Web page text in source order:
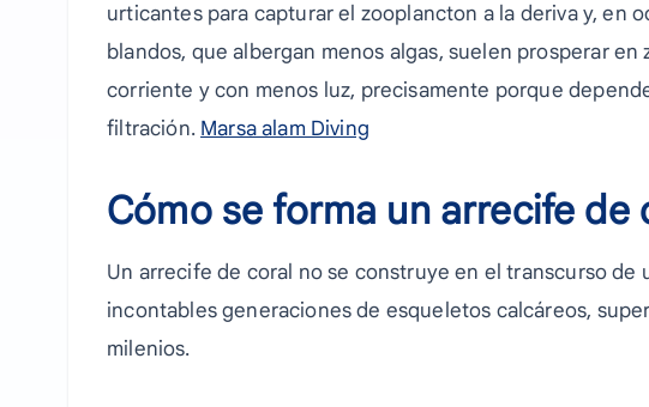
urticantes para capturar el zooplancton a la deriva y, en
blandos, que albergan menos algas, suelen prosperar
corriente y con menos luz, precisamente porque
filtración. Marsa alam Diving
Cómo se forma un arrecife de
Un arrecife de coral no se construye en el transcurso de
incontables generaciones de esqueletos calcáreos,
milenios.